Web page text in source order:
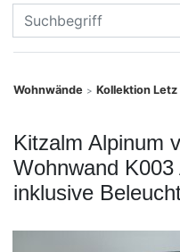
Wohnwände > Kollektion
Kitzalm Alpinum
Wohnwand
inklusive
PREMIUM
Schnell
SALE